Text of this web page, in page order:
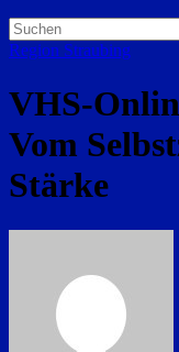
Region Straubing
VHS-
Vom
Stärke